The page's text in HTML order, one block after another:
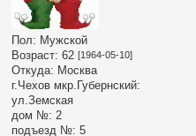
Пол: Мужской
Возраст: 62 [1964-05-10]
Откуда: Москва
г.Чехов мкр.Губернский:
ул.Земская
дом №: 2
подъезд №: 5